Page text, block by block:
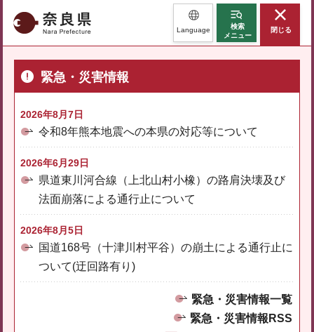
奈良県 Language
検索
メニュー
閉じる
緊急・災害情報
2026年8月7日
令和8年熊本地震への本県の対応等について
2026年6月29日
県道東川河合線（上北山村小橡）の路肩決壊及び
法面崩落による通行止について
2026年8月5日
国道168号（十津川村平谷）の崩土による通行止に
ついて(迂回路有り)
緊急・災害情報一覧
緊急・災害情報RSS